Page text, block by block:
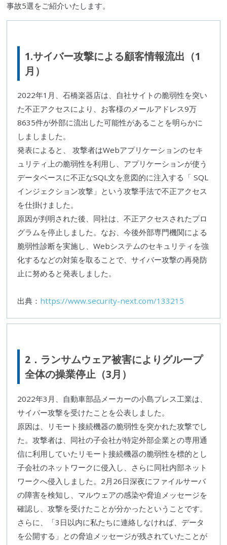
事故5選をご紹介いたします。
1.サイバー攻撃による顧客情報流出（1
月）
2022年1月、石橋楽器店は、自社サイトの脆弱性を突い
た不正アクセスにより、お客様のメールアドレス9万
8635件が外部に流出した可能性があることを明らかに
しましました。
発表によると、 攻撃者はWebアプリケーションのセキ
ュリティ上の脆弱性を利用し、アプリケーションが使う
データベースに不正なSQL文を意図的に注入する「SQL
インジェクション攻撃」という攻撃手法で不正アクセス
を仕掛けました。
原因が判明された後、同社は、不正アクセス されたプロ
グラムを停止しました。なお、今後外部専門機関による
脆弱性診断を実施し、Webシステムのセキュリティを強
化するなどの対策を取ることで、サイバー攻撃の再発防
止に努めると発表しました。
出典： https://www.security-next.com/133215
2． ランサムウェア被害によりグループ
全体の操業停止（3月）
2022年3月、自動車部品メーカーの小島プレス工業は、
サイバー攻撃を受けたことを公表しました。
原因は、リモート接続機器の脆弱性を突かれた攻撃でし
た。攻撃者は、同社の子会社が特定外部企業との専用通
信に利用していたリモート接続機器の脆弱性を標的とし
子会社のネットワークに侵入し、さらに同社内部ネット
ワークへ侵入しました。2月26日深夜にファイルサーバ
の障害を検知し、 マルウェアの感染や脅迫メッセージを
確認し、攻撃を受けたことが分かったということです。
さらに、「3日以内に私たちに連絡しなければ、データ
を公開する」との脅迫メッセージが残されていたことが